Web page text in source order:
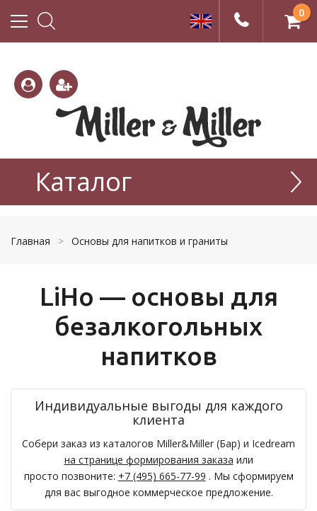
333-
(495)
77-99
0
Каталог
Главная > Основы для напитков и граниты
LiHo — основы для
безалкогольных
напитков
Индивидуальные выгоды для каждого
клиента
Собери заказ из каталогов Miller&Miller (Бар) и Icedream
на странице формирования заказа или
просто позвоните: +7 (495) 665-77-99 . Мы сформируем
для вас выгодное коммерческое предложение.